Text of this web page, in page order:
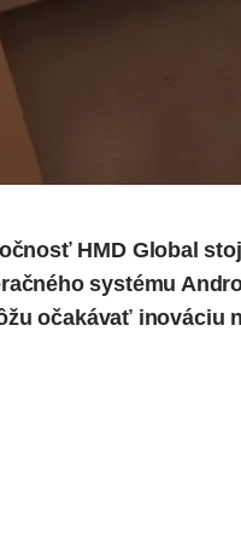
HMD Global
systému
očakávať inováciu